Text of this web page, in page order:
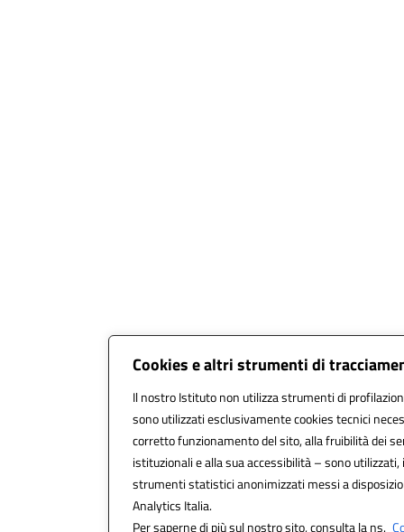
Cookies e altri strumenti di
Il nostro Istituto non utilizza strumenti di
sono utilizzati esclusivamente cookies tecnici
corretto funzionamento del sito, alla fruibilità dei
istituzionali e alla sua accessibilità – sono
strumenti statistici anonimizzati messi a
Analytics Italia.
Per saperne di più sul nostro sito, consulta la ns.